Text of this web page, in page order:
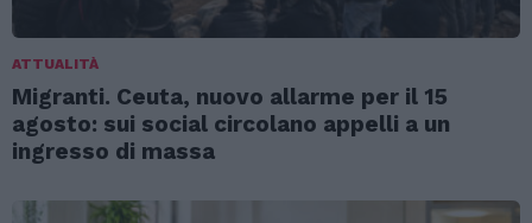
ATTUALITÀ
Migranti. Ceuta, nuovo allarme per il 15
agosto: sui social circolano appelli a un
ingresso di massa